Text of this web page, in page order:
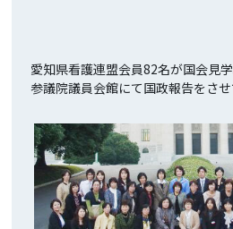
愛知県看護連盟会員82名が国会見学
参議院議員会館にて国政報告をさせ